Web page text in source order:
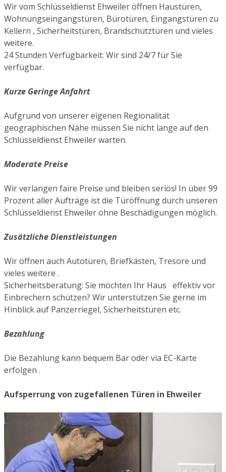
Wir vom Schlüsseldienst Ehweiler öffnen Haustüren,
Wohnungseingangstüren, Bürotüren, Eingangstüren zu
Kellern , Sicherheitstüren, Brandschutztüren und vieles
weitere.
24 Stunden Verfügbarkeit: Wir sind 24/7 für Sie
verfügbar.
Kurze Geringe Anfahrt
Aufgrund von unserer eigenen Regionalität
geographischen Nähe müssen Sie nicht lange auf den
Schlüsseldienst Ehweiler warten.
Moderate Preise
Wir verlangen faire Preise und bleiben seriös! In über 99
Prozent aller Aufträge ist die Türöffnung durch unseren
Schlüsseldienst Ehweiler ohne Beschädigungen möglich.
Zusätzliche Dienstleistungen
Wir öffnen auch Autotüren, Briefkästen, Tresore und
vieles weitere .
Sicherheitsberatung: Sie möchten Ihr Haus effektiv vor
Einbrechern schützen? Wir unterstützen Sie gerne im
Hinblick auf Panzerriegel, Sicherheitstüren etc.
Bezahlung
Die Bezahlung kann bequem Bar oder via EC-Karte
erfolgen .
Aufsperrung von zugefallenen Türen in Ehweiler